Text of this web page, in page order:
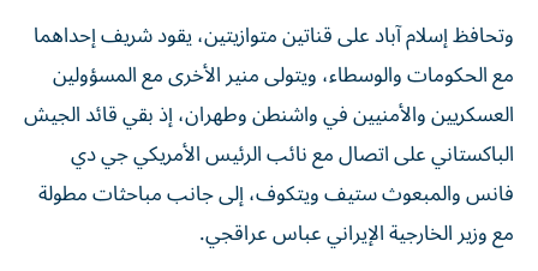
وتحافظ إسلام آباد على قناتين متوازيتين، يقود شريف إحداهما
مع الحكومات والوسطاء، ويتولى منير الأخرى مع المسؤولين
العسكريين والأمنيين في واشنطن وطهران، إذ بقي قائد الجيش
الباكستاني على اتصال مع نائب الرئيس الأمريكي جي دي
فانس والمبعوث ستيف ويتكوف، إلى جانب مباحثات مطولة
مع وزير الخارجية الإيراني عباس عراقجي.